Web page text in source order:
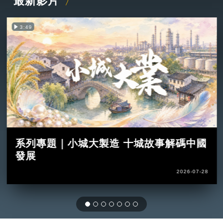
3:49
系列專題｜小城大製造 十城故事解碼中國
發展
2026-07-28